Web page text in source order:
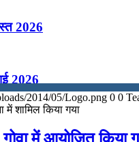
2026
2026
2026
2014/05/Logo.png 0 0
शामिल किया गया